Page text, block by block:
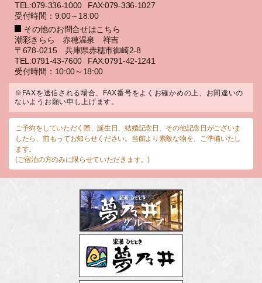
TEL:079-336-1000
FAX:079-336-1027
受付時間：9:00～18:00
その他のお問合せはこちら
潮彩きらら 赤穂温泉 祥吉
〒678-0215 兵庫県赤穂市御崎2-8
TEL:0791-43-7600
FAX:0791-42-1241
受付時間：10:00～18:00
※FAXを送信される場合、FAX番号をよくお確かめの上、お間違いの
ないようお願い申し上げます。
ご予約をしていただく際、誕生日、結婚記念日、その他記念日がございま
したら、前もってお知らせください。当館より素敵な物を、ご準備いたし
ます。
(ご宿泊の方のみに限らせていただきます。)